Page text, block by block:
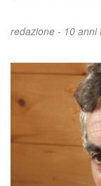
redazione - 10 anni